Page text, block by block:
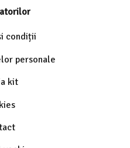
condiții
personale
kit